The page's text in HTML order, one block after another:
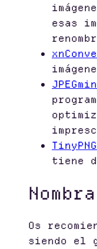
esas
TinyPNG
tiene
Os
siendo el